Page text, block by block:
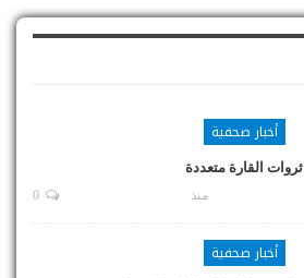
أخبار صحفية
ثروات القارة متعددة
منذ
أخبار صحفية